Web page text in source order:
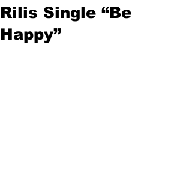
Rilis Single “Be
Happy”